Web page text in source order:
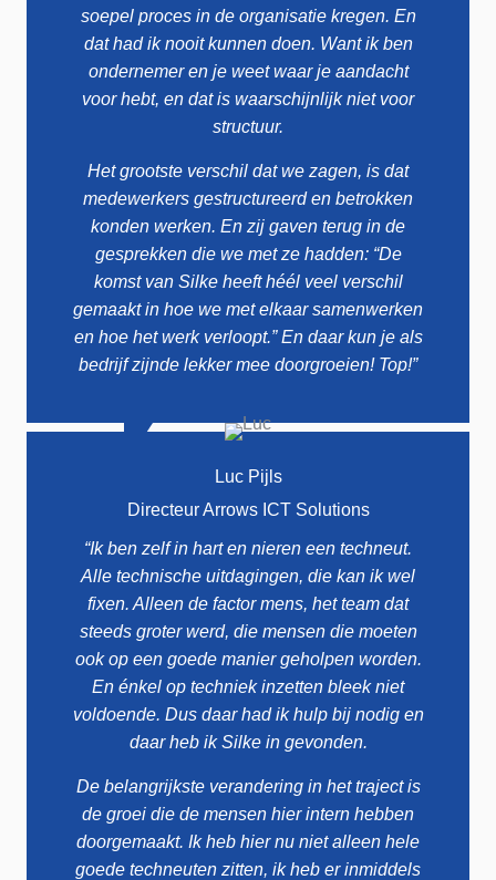
soepel proces in de organisatie kregen. En
dat had ik nooit kunnen doen. Want ik ben
ondernemer en je weet waar je aandacht
voor hebt, en dat is waarschijnlijk niet voor
structuur.
Het grootste verschil dat we zagen, is dat
medewerkers gestructureerd en betrokken
konden werken. En zij gaven terug in de
gesprekken die we met ze hadden: “De
komst van Silke heeft héél veel verschil
gemaakt in hoe we met elkaar samenwerken
en hoe het werk verloopt.” En daar kun je als
bedrijf zijnde lekker mee doorgroeien! Top!”
Luc Pijls
Directeur Arrows ICT Solutions
“Ik ben zelf in hart en nieren een techneut.
Alle technische uitdagingen, die kan ik wel
fixen. Alleen de factor mens, het team dat
steeds groter werd, die mensen die moeten
ook op een goede manier geholpen worden.
En énkel op techniek inzetten bleek niet
voldoende. Dus daar had ik hulp bij nodig en
daar heb ik Silke in gevonden.
De belangrijkste verandering in het traject is
de groei die de mensen hier intern hebben
doorgemaakt. Ik heb hier nu niet alleen hele
goede techneuten zitten, ik heb er inmiddels